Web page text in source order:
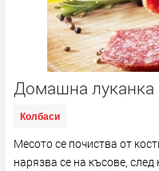
Домашна луканка
Колбаси
Месото се почиства от
нарязва се на късове,